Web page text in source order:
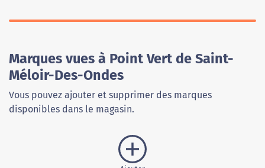
Marques vues à Point Vert de Saint-
Méloir-Des-Ondes
Vous pouvez ajouter et supprimer des marques
disponibles dans le magasin.